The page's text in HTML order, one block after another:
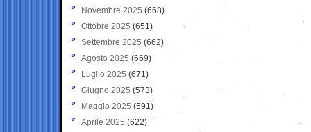
Novembre 2025 (668)
Ottobre 2025 (651)
Settembre 2025 (662)
Agosto 2025 (669)
Luglio 2025 (671)
Giugno 2025 (573)
Maggio 2025 (591)
Aprile 2025 (622)